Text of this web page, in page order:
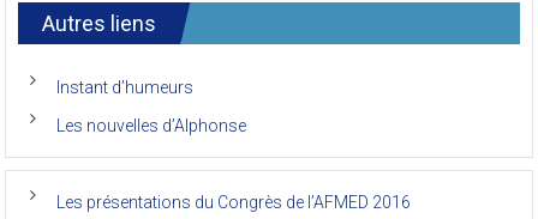
international
anciens
la
de
de
(Afmed/Unikin)
Autres liens
Instant d’humeurs
Les nouvelles d’Alphonse
Les présentations du Congrès de l’AFMED 2016